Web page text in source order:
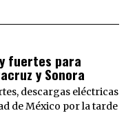
fuertes para
y Sonora
descargas eléctricas
de México por la tarde